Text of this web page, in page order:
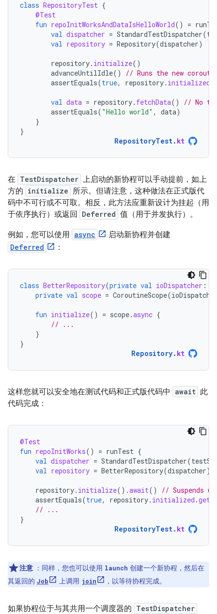
class RepositoryTest {
@Test
fun repoInitWorksAndDataIsHelloWorld() =
val dispatcher = StandardTestDispatcher(
val repository = Repository(dispatcher)
repository. initialize()
advanceUntilIdle()
// Runs the new
assertEquals(true, repository. initialized
val data = repository. fetchData()
// No
assertEquals( "Hello world" , data)
}
}
RepositoryTest. kt
在 TestDispatcher 上启动的新协程可以手动提前，如上
方的 initialize 所示。但请注意，这种做法在正式版代
码中不可行或不可取。相反，此方法应重新设计为挂起（用
于依序执行）或返回
Deferred 值（用于并发执行）。
例如，您可以使用 async 启动新协程并创建
Deferred ：
class BetterRepository(private val ioDispatcher :
private val scope = CoroutineScope(
fun initialize() = scope.async {
// ...
}
}
Repository. kt
这样您就可以安全地在测试代码和正式版代码中 await 此
代码完成：
@Test
fun repoInitWorks() = runTest {
val dispatcher = StandardTestDispatcher(
val repository = BetterRepository(dispatcher)
repository. initialize().await()
// Suspends
assertEquals(true, repository. initialized .get
// ...
}
RepositoryTest. kt
注意 ：同样，您也可以使用 launch 创建一个新协程，然后在
其返回的 Job 上调用 join ，以等待协程完成。
如果协程位于与其共用一个调度器的 TestDispatcher